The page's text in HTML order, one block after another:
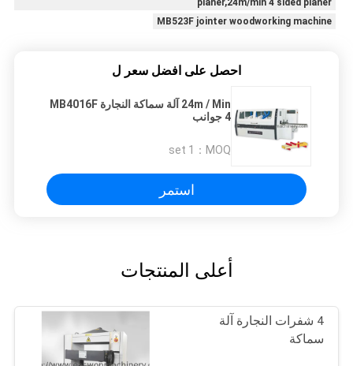
planer,24m/min 4 sided planer
MB523F jointer woodworking machine
احصل على افضل سعر ل
24m / Min آلة سماكة النجارة MB4016F
4 جوانب
MOQ：
1 set
استمر
أعلى المنتجات
4 شفرات النجارة آلة
سماكة